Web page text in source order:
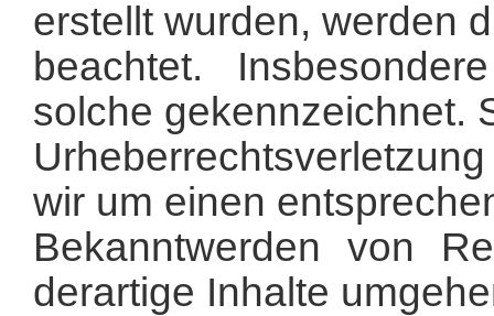
erstellt wurden, werden
beachtet.
solche gekennzeichnet.
wir um einen
Bekanntwerden von
derartige Inhalte